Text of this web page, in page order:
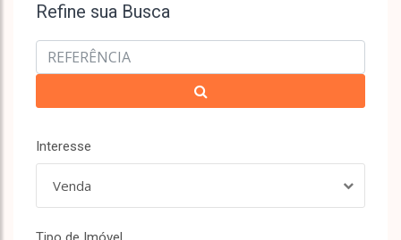
Refine sua Busca
Interesse
Venda